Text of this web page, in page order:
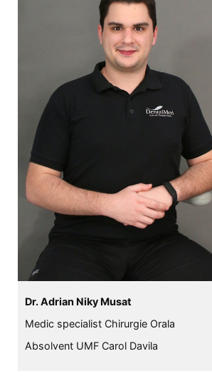
Dr. Adrian Niky Musat
Medic specialist Chirurgie Orala
Absolvent UMF Carol Davila